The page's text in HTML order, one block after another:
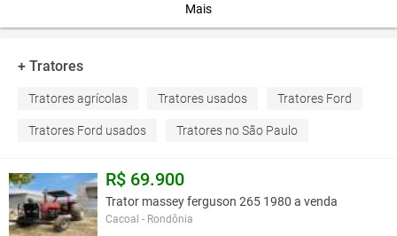
este anúncio é contra a política de Agroads?Informar aqui
Mais
+ Tratores
Tratores agrícolas Tratores usados Tratores Ford
Tratores Ford usados Tratores no São Paulo
R$ 69.900
Trator massey ferguson 265 1980 a venda
Cacoal - Rondônia